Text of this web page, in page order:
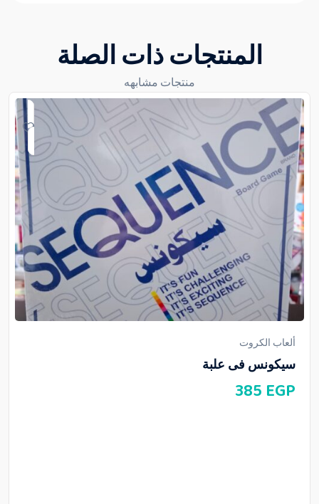
المنتجات ذات الصلة
منتجات مشابهه
ألعاب الكروت
سيكونس فى علبة
385 EGP